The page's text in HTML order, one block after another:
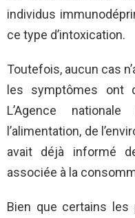
individus
ce type d’intoxication.
Toutefois, aucun cas
les symptômes ont
L’Agence
l’alimentation, de
avait déjà informé
associée à la
Bien que certains les